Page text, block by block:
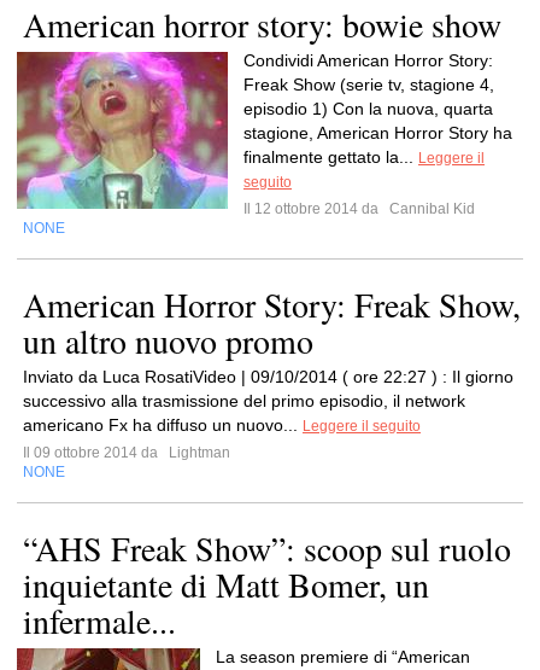
American horror story: bowie show
Condividi American Horror Story:
Freak Show (serie tv, stagione 4,
episodio 1) Con la nuova, quarta
stagione, American Horror Story ha
finalmente gettato la...
Leggere il
seguito
Il 12 ottobre 2014 da
Cannibal Kid
NONE
American Horror Story: Freak Show,
un altro nuovo promo
Inviato da Luca RosatiVideo | 09/10/2014 ( ore 22:27 ) : Il giorno
successivo alla trasmissione del primo episodio, il network
americano Fx ha diffuso un nuovo...
Leggere il seguito
Il 09 ottobre 2014 da
Lightman
NONE
“AHS Freak Show”: scoop sul ruolo
inquietante di Matt Bomer, un
infermale...
La season premiere di “American